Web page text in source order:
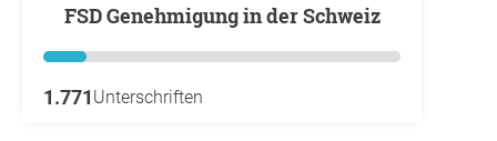
FSD Genehmigung in der Schweiz
1.771 Unterschriften